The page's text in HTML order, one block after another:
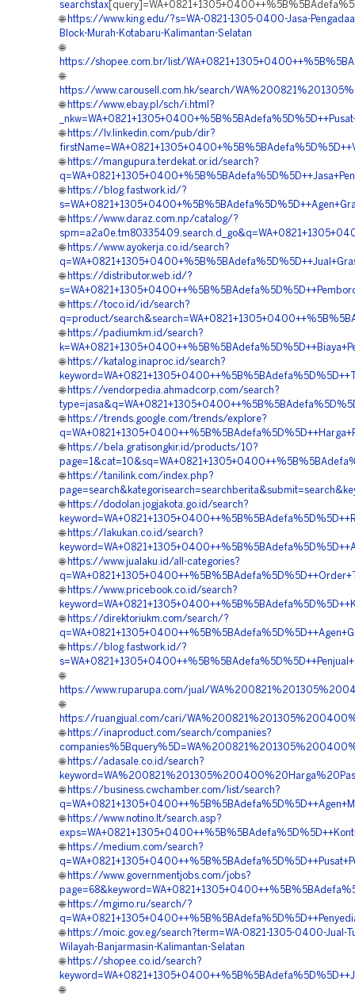
searchstax
🌐 https://www.king.edu/?s=WA-0821-1305-0400-Jasa-
Block-Murah-Kotabaru-Kalimantan-Selatan
🌐
https://shopee.com.br/list/
🌐
https://www.carousell.com.hk/search/
🌐 https://www.ebay.pl/sch/i.html?
🌐 https://lv.linkedin.com/pub/dir?
🌐 https://mangupura.terdekat.or.id/search?
🌐 https://blog.fastwork.id/?
🌐 https://www.daraz.com.np/catalog/?
🌐 https://www.ayokerja.co.id/search?
🌐 https://distributor.web.id/?
🌐 https://toco.id/id/search?
q=product/
🌐 https://padiumkm.id/search?
🌐 https://katalog.inaproc.id/search?
🌐 https://vendorpedia.ahmadcorp.com/search?
🌐 https://trends.google.com/trends/explore?
🌐 https://bela.gratisongkir.id/products/10?
🌐 https://tanilink.com/index.php?
🌐 https://dodolan.jogjakota.go.id/search?
🌐 https://lakukan.co.id/search?
🌐 https://www.jualaku.id/all-categories?
🌐 https://www.pricebook.co.id/search?
🌐 https://direktoriukm.com/search/?
🌐 https://blog.fastwork.id/?
🌐
https://www.ruparupa.com/jual/
🌐
https://ruangjual.com/cari/
🌐 https://inaproduct.com/search/companies?
🌐 https://adasale.co.id/search?
🌐 https://business.cwchamber.com/list/search?
🌐 https://www.notino.lt/search.asp?
🌐 https://medium.com/search?
🌐 https://www.governmentjobs.com/jobs?
🌐 https://mgimo.ru/search/?
🌐 https://moic.gov.eg/search?term=WA-0821-1305-0400-Jual-
Wilayah-Banjarmasin-Kalimantan-Selatan
🌐 https://shopee.co.id/search?
🌐